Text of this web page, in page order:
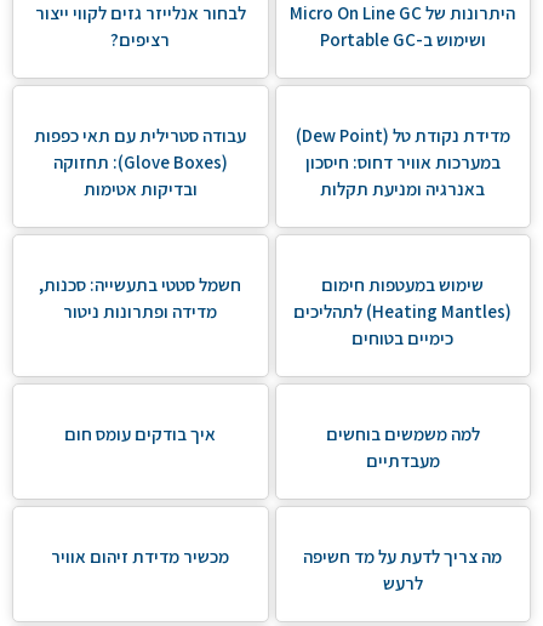
היתרונות של Micro On Line GC
ושימוש ב-Portable GC
לבחור אנלייזר גזים לקווי ייצור
רציפים?
מדידת נקודת טל (Dew Point)
במערכות אוויר דחוס: חיסכון
באנרגיה ומניעת תקלות
עבודה סטרילית עם תאי כפפות
(Glove Boxes): תחזוקה
ובדיקות אטימות
שימוש במעטפות חימום
(Heating Mantles) לתהליכים
כימיים בטוחים
חשמל סטטי בתעשייה: סכנות,
מדידה ופתרונות ניטור
למה משמשים בוחשים
מעבדתיים
איך בודקים עומס חום
מה צריך לדעת על מד חשיפה
לרעש
מכשיר מדידת זיהום אוויר